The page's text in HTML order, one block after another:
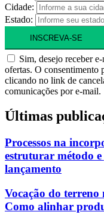
Cidade:
Estado:
INSCREVA-SE
Sim, desejo receber
ofertas. O consentimento
clicando no link de
comunicações por e-mail.
Últimas
Processos na
estruturar método
lançamento
Vocação do
Como alinhar